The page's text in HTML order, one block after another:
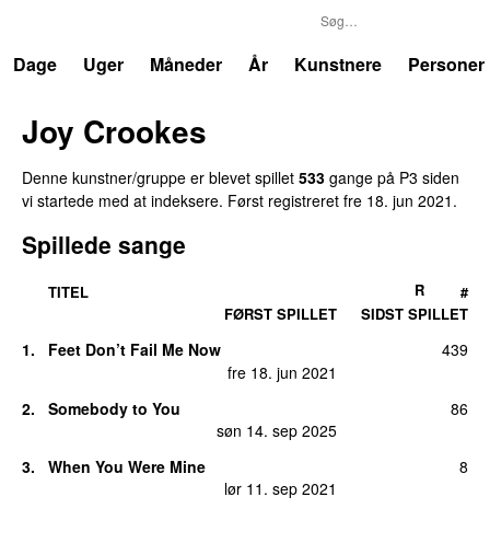
Dage
Uger Måneder År Kunstnere Personer
Joy Crookes
Denne kunstner/gruppe er blevet spillet 533 gange på P3 siden
vi startede med at indeksere. Først registreret fre 18. jun 2021 .
Spillede sange
TITEL
FØRST SPILLET
SIDST SPILLET
R #
1.
Feet Don’t Fail Me Now
fre 18. jun 2021
439
2.
Somebody to You
søn 14. sep 2025
86
3.
When You Were Mine
lør 11. sep 2021
8